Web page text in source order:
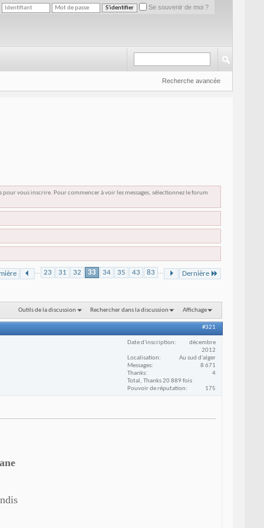
Se souvenir de moi ?
Recherche avancée
vous inscrire. Pour commencer à voir les messages, sélectionnez le forum
... 23 31 32 33 34 35 43 83 ... Dernière
Outils de la discussion Rechercher dans la discussion Affichage
#321
Date d'inscription
décembre
2012
Localisation
Au sud d'alger
Messages
8 671
Thanks
4
Total, Thanks 20 889 fois
Pouvoir de réputation
175